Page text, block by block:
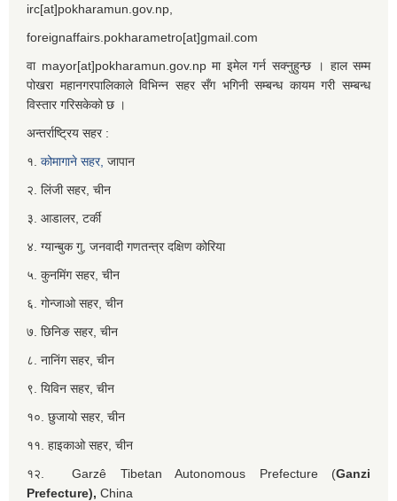
irc[at]pokharamun.gov.np,
foreignaffairs.pokharametro[at]gmail.com
वा mayor[at]pokharamun.gov.np मा इमेल गर्न सक्नुहुन्छ । हाल सम्म
पोखरा महानगरपालिकाले विभिन्न सहर सँग भगिनी सम्बन्ध कायम गरी सम्बन्ध
विस्तार गरिसकेको छ ।
अन्तर्राष्ट्रिय सहर :
१. कोमागाने सहर, जापान
२. लिंजी सहर, चीन
३. आडालर, टर्की
४. ग्यान्बुक गु, जनवादी गणतन्त्र दक्षिण कोरिया
५. कुनमिंग सहर, चीन
६. गोन्जाओ सहर, चीन
७. छिनिङ सहर, चीन
८. नानिंग सहर, चीन
९. यिविन सहर, चीन
१०. छुजायो सहर, चीन
११. हाइकाओ सहर, चीन
१२. Garzê Tibetan Autonomous Prefecture (Ganzi
Prefecture), China